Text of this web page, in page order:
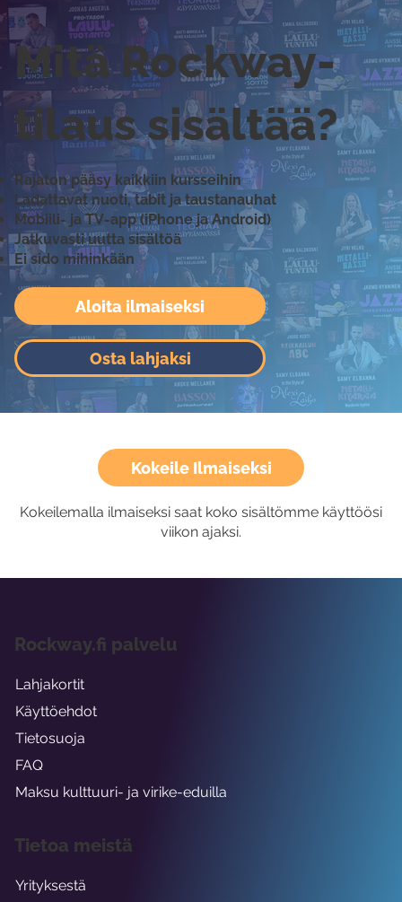
Aloita ilmaiseksi
Osta lahjaksi
Mitä Rockway-
tilaus sisältää?
Rajaton pääsy kaikkiin kursseihin
Ladattavat nuoti, tabit ja taustanauhat
Mobiili- ja TV-app (iPhone ja Android)
Jatkuvasti uutta sisältöä
Ei sido mihinkään
Kokeile Ilmaiseksi
Kokeilemalla ilmaiseksi saat koko sisältömme käyttöösi
viikon ajaksi.
Rockway.fi palvelu
Lahjakortit
Käyttöehdot
Tietosuoja
FAQ
Maksu kulttuuri- ja virike-eduilla
Tietoa meistä
Yrityksestä